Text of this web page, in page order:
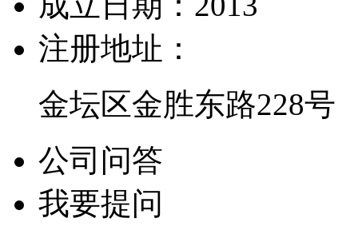
注册地址：
金坛区金胜东路228号
公司问答
我要提问